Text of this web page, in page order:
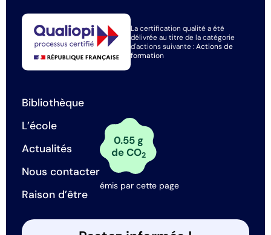
La certification qualité a été
délivrée au titre de la catégorie
d'actions suivante :Actions de
formation
Bibliothèque
L’école
Actualités
Nous contacter
Raison d’être
0.55 g
de CO2
émis par cette page